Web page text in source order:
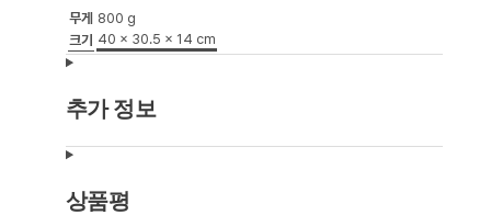
무게 800 g
크기 40 × 30.5 × 14 cm
추가 정보
상품평